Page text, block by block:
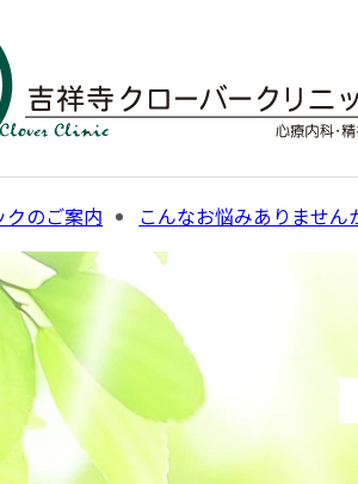
クのご案内 こんなお悩みありません